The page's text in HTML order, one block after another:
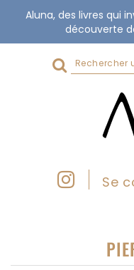
Aluna, des livres qui
découverte
Se